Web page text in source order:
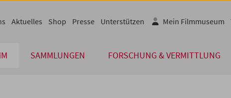
SAMMLUNGEN FORSCHUNG & VERMITTLUNG
Aktuelles Shop Presse Unterstützen Mein Filmmuseum